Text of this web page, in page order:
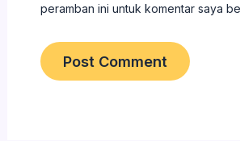
peramban ini untuk komentar saya